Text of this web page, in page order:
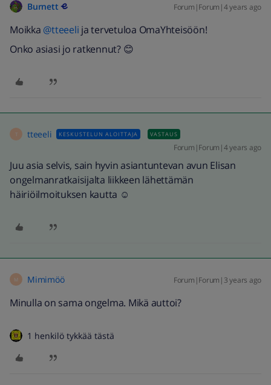
Burnett Forum|Forum|4 years ago
Moikka @tteeeli ja tervetuloa OmaYhteisöön!
Onko asiasi jo ratkennut? 😊
T tteeeli KESKUSTELUN ALOITTAJA VASTAUS
Forum|Forum|4 years ago
Juu asia selvis, sain hyvin asiantuntevan avun Elisan
ongelmanratkaisijalta liikkeen lähettämän
häiriöilmoituksen kautta ☺️
M Mimimöö Forum|Forum|3 years ago
Minulla on sama ongelma. Mikä auttoi?
1 henkilö tykkää tästä